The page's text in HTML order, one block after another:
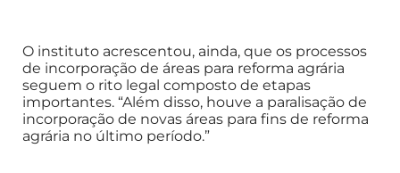
O instituto acrescentou, ainda, que os processos
de incorporação de áreas para reforma agrária
seguem o rito legal composto de etapas
importantes. “Além disso, houve a paralisação de
incorporação de novas áreas para fins de reforma
agrária no último período.”